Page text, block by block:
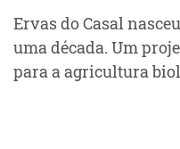
Ervas do Casal
uma década. Um
para a agricultura